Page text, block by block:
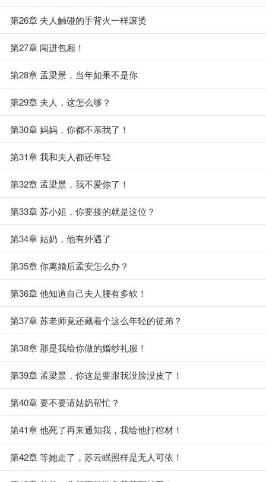
第26章 夫人触碰的手背火一样滚烫
第27章 闯进包厢！
第28章 孟梁景，当年如果不是你
第29章 夫人，这怎么够？
第30章 妈妈，你都不亲我了！
第31章 我和夫人都还年轻
第32章 孟梁景，我不爱你了！
第33章 苏小姐，你要接的就是这位？
第34章 姑奶，他有外遇了
第35章 你离婚后孟安怎么办？
第36章 他知道自己夫人腰有多软！
第37章 苏老师竟还藏着个这么年轻的徒弟？
第38章 那是我给你做的婚纱礼服！
第39章 孟梁景，你这是要跟我没脸没皮了！
第40章 要不要请姑奶帮忙？
第41章 他死了再来通知我，我给他打棺材！
第42章 等她走了，苏云眠照样是无人可依！